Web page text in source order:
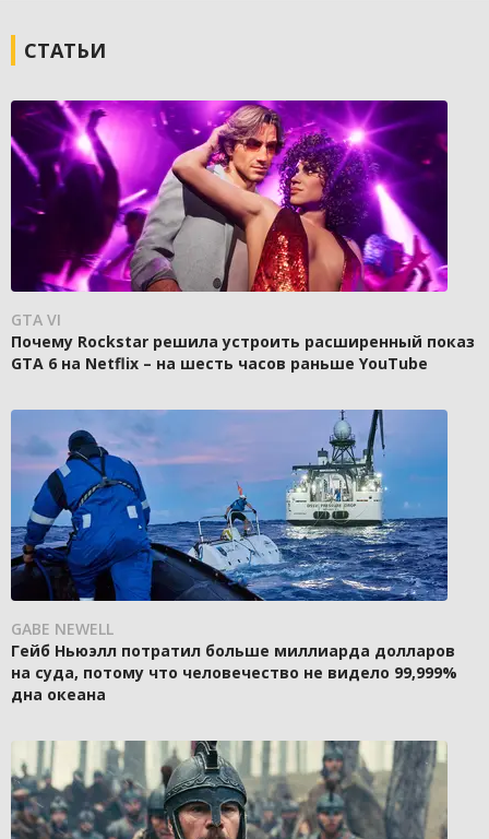
СТАТЬИ
GTA VI
Почему Rockstar решила устроить расширенный показ
GTA 6 на Netflix – на шесть часов раньше YouTube
GABE NEWELL
Гейб Ньюэлл потратил больше миллиарда долларов
на суда, потому что человечество не видело 99,999%
дна океана